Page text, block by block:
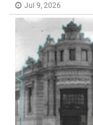
Jul 9, 2026